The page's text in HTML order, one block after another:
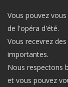
Vous pouvez
de l'opéra d'été.
Vous recevrez
importantes.
Nous respectons
et vous pouvez